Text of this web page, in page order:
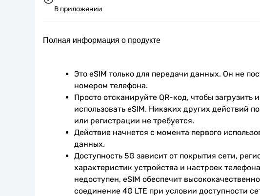
В приложении
Полная информация о продукте
Это eSIM только для передачи данных. Он не
номером телефона.
Просто отсканируйте QR-код, чтобы загрузить и
использовать eSIM. Никаких других действий
или регистрации не требуется.
Действие начнется с момента первого
данных.
Доступность 5G зависит от покрытия сети,
характеристик устройства и настроек
недоступен, eSIM обеспечит
соединение 4G LTE при условии доступности